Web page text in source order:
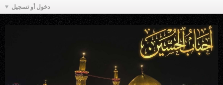
دخول أو تسجيل